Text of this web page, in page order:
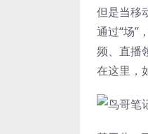
但是当移
通过“场”
频、直播
在这里，